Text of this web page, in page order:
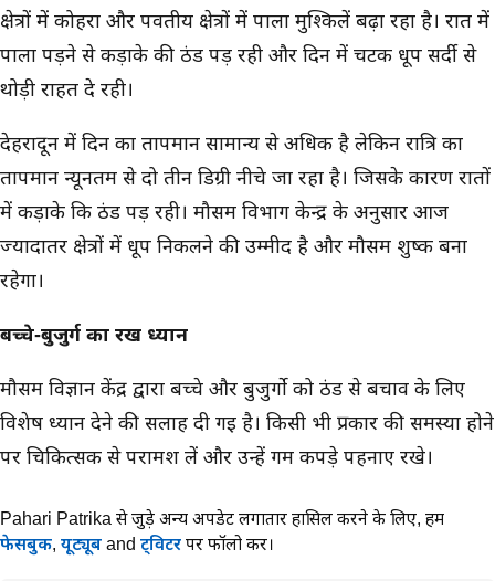
क्षेत्रों में कोहरा और पर्वतीय क्षेत्रों में पाला मुश्किलें बढ़ा रहा है। रात में
पाला पड़ने से कड़ाके की ठंड पड़ रही और दिन में चटक धूप सर्दी से
थोड़ी राहत दे रही।
देहरादून में दिन का तापमान सामान्य से अधिक है लेकिन रात्रि का
तापमान न्यूनतम से दो तीन डिग्री नीचे जा रहा है। जिसके कारण रातों
में कड़ाके कि ठंड पड़ रही। मौसम विभाग केन्द्र के अनुसार आज
ज्यादातर क्षेत्रों में धूप निकलने की उम्मीद है और मौसम शुष्क बना
रहेगा।
बच्चे-बुजुर्ग का रखें ध्यान
मौसम विज्ञान केंद्र द्वारा बच्चे और बुजुर्गो को ठंड से बचाव के लिए
विशेष ध्यान देने की सलाह दी गई है। किसी भी प्रकार की समस्या होने
पर चिकित्सक से परामर्श लें और उन्हें गर्म कपड़े पहनाए रखे।
Pahari Patrika से जुड़े अन्य अपडेट लगातार हासिल करने के लिए, हमें
फेसबुक, यूट्यूब and ट्विटर पर फॉलो करें।